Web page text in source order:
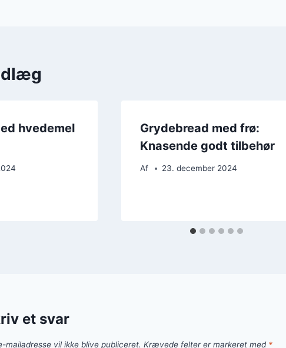
hvedemel
Grydebread med frø:
Knasende godt tilbehør
Af 23. december 2024
et svar
mailadresse vil ikke blive publiceret. Krævede felter er markeret med *